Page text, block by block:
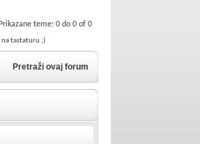
Prikazane teme: 0 do 0 of 0
na tastaturu ;)
Pretraži ovaj forum